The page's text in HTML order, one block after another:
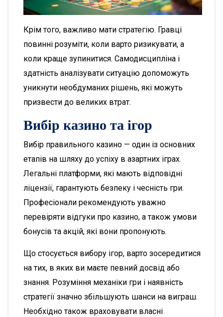
Крім того, важливо мати стратегію. Гравці
повинні розуміти, коли варто ризикувати, а
коли краще зупинитися. Самодисципліна і
здатність аналізувати ситуацію допоможуть
уникнути необдуманих рішень, які можуть
призвести до великих втрат.
Вибір казино та ігор
Вибір правильного казино — один із основних
етапів на шляху до успіху в азартних іграх.
Легальні платформи, які мають відповідні
ліцензії, гарантують безпеку і чесність гри.
Професіонали рекомендують уважно
перевіряти відгуки про казино, а також умови
бонусів та акцій, які вони пропонують.
Що стосується вибору ігор, варто зосередитися
на тих, в яких ви маєте певний досвід або
знання. Розуміння механіки гри і наявність
стратегії значно збільшують шанси на виграш.
Необхідно також враховувати власні